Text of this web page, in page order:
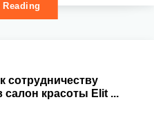
сотрудничеству
салон красоты Elit ...